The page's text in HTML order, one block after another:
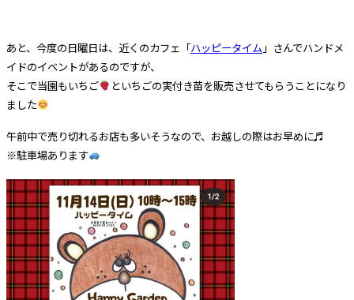
あと、今度の日曜日は、近くのカフェ「ハッピータイム 」さんでハンドメ
イドのイベントがあるのですが、
そこで当園もいちご
といちごの実付き苗を販売させてもらうことになり
ました
午前中で売り切れるお店も多いそうなので、お越しの際はお早めに♬
※駐車場あります